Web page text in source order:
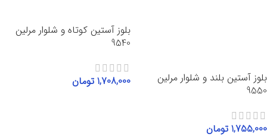
بلوز آستین بلند و شلوار مرلین
9550
1,755,000 تومان
بلوز آستین کوتاه و شلوار مرلین
9540
1,708,000 تومان